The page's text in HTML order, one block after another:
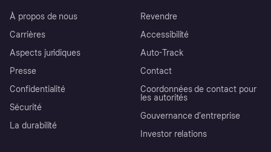
À propos de nous
Carrières
Aspects juridiques
Presse
Confidentialité
Sécurité
La durabilité
Revendre
Accessibilité
Auto-Track
Contact
Coordonnées de contact pour
les autorités
Gouvernance d’entreprise
Investor relations